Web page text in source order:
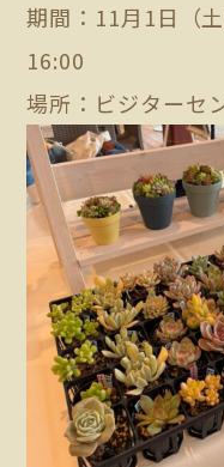
期間：11月1日（
16:00
場所：ビジターセ